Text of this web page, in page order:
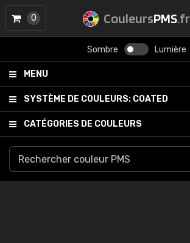
CouleursPMS.fr
Sombre Lumière
MENU
SYSTÈME DE COULEURS: COATED
CATÉGORIES DE COULEURS
0